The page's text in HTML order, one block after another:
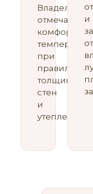
Владельцы
отмечают
комфортную
температуру
при
правильной
толщине
стен
и
утеплении.
и
от